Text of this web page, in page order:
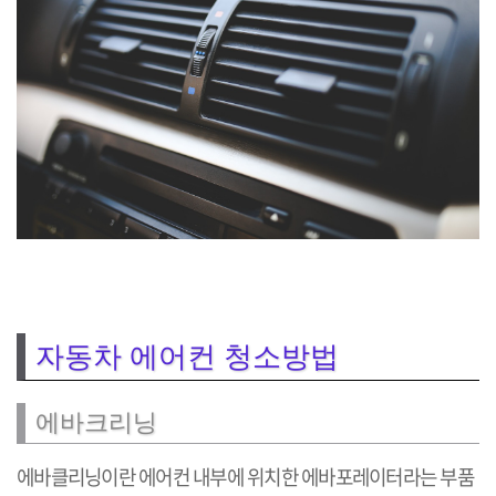
자동차 에어컨 청소방법
에바크리닝
에바클리닝이란 에어컨 내부에 위치한 에바포레이터라는 부품